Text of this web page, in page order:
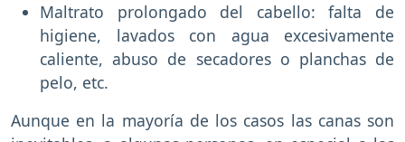
Maltrato prolongado del cabello: falta de
higiene, lavados con agua excesivamente
caliente, abuso de secadores o planchas de
pelo, etc.
Aunque en la mayoría de los casos las canas son